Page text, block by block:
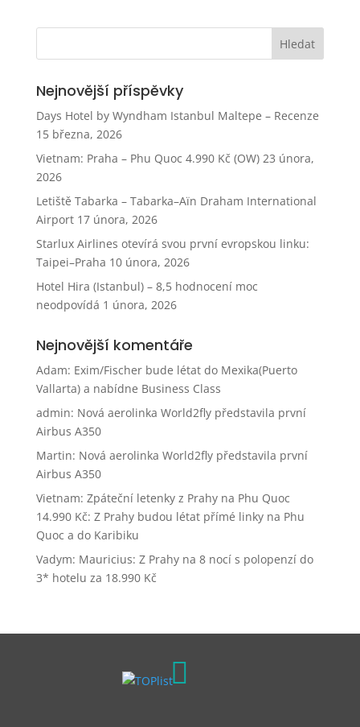
Nejnovější příspěvky
Days Hotel by Wyndham Istanbul Maltepe – Recenze
15 března, 2026
Vietnam: Praha – Phu Quoc 4.990 Kč (OW) 23 února,
2026
Letiště Tabarka – Tabarka–Aïn Draham International
Airport 17 února, 2026
Starlux Airlines otevírá svou první evropskou linku:
Taipei–Praha 10 února, 2026
Hotel Hira (Istanbul) – 8,5 hodnocení moc
neodpovídá 1 února, 2026
Nejnovější komentáře
Adam: Exim/Fischer bude létat do Mexika(Puerto
Vallarta) a nabídne Business Class
admin: Nová aerolinka World2fly představila první
Airbus A350
Martin: Nová aerolinka World2fly představila první
Airbus A350
Vietnam: Zpáteční letenky z Prahy na Phu Quoc
14.990 Kč: Z Prahy budou létat přímé linky na Phu
Quoc a do Karibiku
Vadym: Mauricius: Z Prahy na 8 nocí s polopenzí do
3* hotelu za 18.990 Kč
